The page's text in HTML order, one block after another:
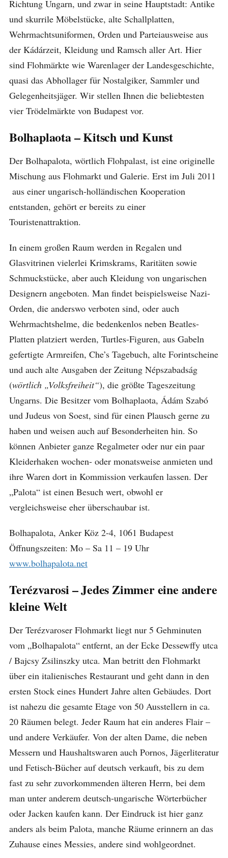
Richtung Ungarn, und zwar in seine Hauptstadt: Antike
und skurrile Möbelstücke, alte Schallplatten,
Wehrmachtsuniformen, Orden und Parteiausweise aus
der Kádárzeit, Kleidung und Ramsch aller Art. Hier
sind Flohmärkte wie Warenlager der Landesgeschichte,
quasi das Abhollager für Nostalgiker, Sammler und
Gelegenheitsjäger. Wir stellen Ihnen die beliebtesten
vier Trödelmärkte von Budapest vor.
Bolhaplaota – Kitsch und Kunst
Der Bolhapalota, wörtlich Flohpalast, ist eine originelle
Mischung aus Flohmarkt und Galerie. Erst im Juli 2011
aus einer ungarisch-holländischen Kooperation
entstanden, gehört er bereits zu einer
Touristenattraktion.
In einem großen Raum werden in Regalen und
Glasvitrinen vielerlei Krimskrams, Raritäten sowie
Schmuckstücke, aber auch Kleidung von ungarischen
Designern angeboten. Man findet beispielsweise Nazi-
Orden, die anderswo verboten sind, oder auch
Wehrmachtshelme, die bedenkenlos neben Beatles-
Platten platziert werden, Turtles-Figuren, aus Gabeln
gefertigte Armreifen, Che’s Tagebuch, alte Forintscheine
und auch alte Ausgaben der Zeitung Népszabadság
(wörtlich „Volksfreiheit“), die größte Tageszeitung
Ungarns. Die Besitzer vom Bolhaplaota, Ádám Szabó
und Judeus von Soest, sind für einen Plausch gerne zu
haben und weisen auch auf Besonderheiten hin. So
können Anbieter ganze Regalmeter oder nur ein paar
Kleiderhaken wochen- oder monatsweise anmieten und
ihre Waren dort in Kommission verkaufen lassen. Der
„Palota“ ist einen Besuch wert, obwohl er
vergleichsweise eher überschaubar ist.
Bolhapalota, Anker Köz 2-4, 1061 Budapest
Öffnungszeiten: Mo – Sa 11 – 19 Uhr
www.bolhapalota.net
Terézvarosi – Jedes Zimmer eine andere
kleine Welt
Der Terézvaroser Flohmarkt liegt nur 5 Gehminuten
vom „Bolhapalota“ entfernt, an der Ecke Dessewffy utca
/ Bajcsy Zsilinszky utca. Man betritt den Flohmarkt
über ein italienisches Restaurant und geht dann in den
ersten Stock eines Hundert Jahre alten Gebäudes. Dort
ist nahezu die gesamte Etage von 50 Ausstellern in ca.
20 Räumen belegt. Jeder Raum hat ein anderes Flair –
und andere Verkäufer. Von der alten Dame, die neben
Messern und Haushaltswaren auch Pornos, Jägerliteratur
und Fetisch-Bücher auf deutsch verkauft, bis zu dem
fast zu sehr zuvorkommenden älteren Herrn, bei dem
man unter anderem deutsch-ungarische Wörterbücher
oder Jacken kaufen kann. Der Eindruck ist hier ganz
anders als beim Palota, manche Räume erinnern an das
Zuhause eines Messies, andere sind wohlgeordnet.